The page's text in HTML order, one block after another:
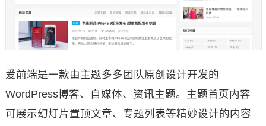
爱前端是一款由主题多多团队原创设计开发的
WordPress博客、自媒体、资讯主题。主题首页内容
可展示幻灯片置顶文章、专题列表等精妙设计的内容